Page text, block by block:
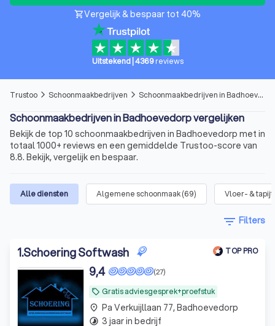
shopping_cartVergelijk & bespaar tot 40%
Uitstekend| 4369 reviews
Trustoo arrow_forward_ios Schoonmaakbedrijven arrow_forward_ios Schoonmaakbedrijven in Badhoevedorp
Schoonmaakbedrijven in Badhoevedorp vergelijken
Bekijk de top 10 schoonmaakbedrijven in Badhoevedorp met in
totaal 1000+ reviews en een gemiddelde Trustoo-score van
8.8. Bekijk, vergelijk en bespaar.
Alle diensten Algemene schoonmaak(69) Vloer- &
filter_list Filters
1.Schoering Softwash TOP PRO
local_offer Gratis adviesgesprek+proefstuk
(27)
9,4
place Pa Verkuijllaan 77, Badhoevedorp
timelapse 3 jaar in bedrijf